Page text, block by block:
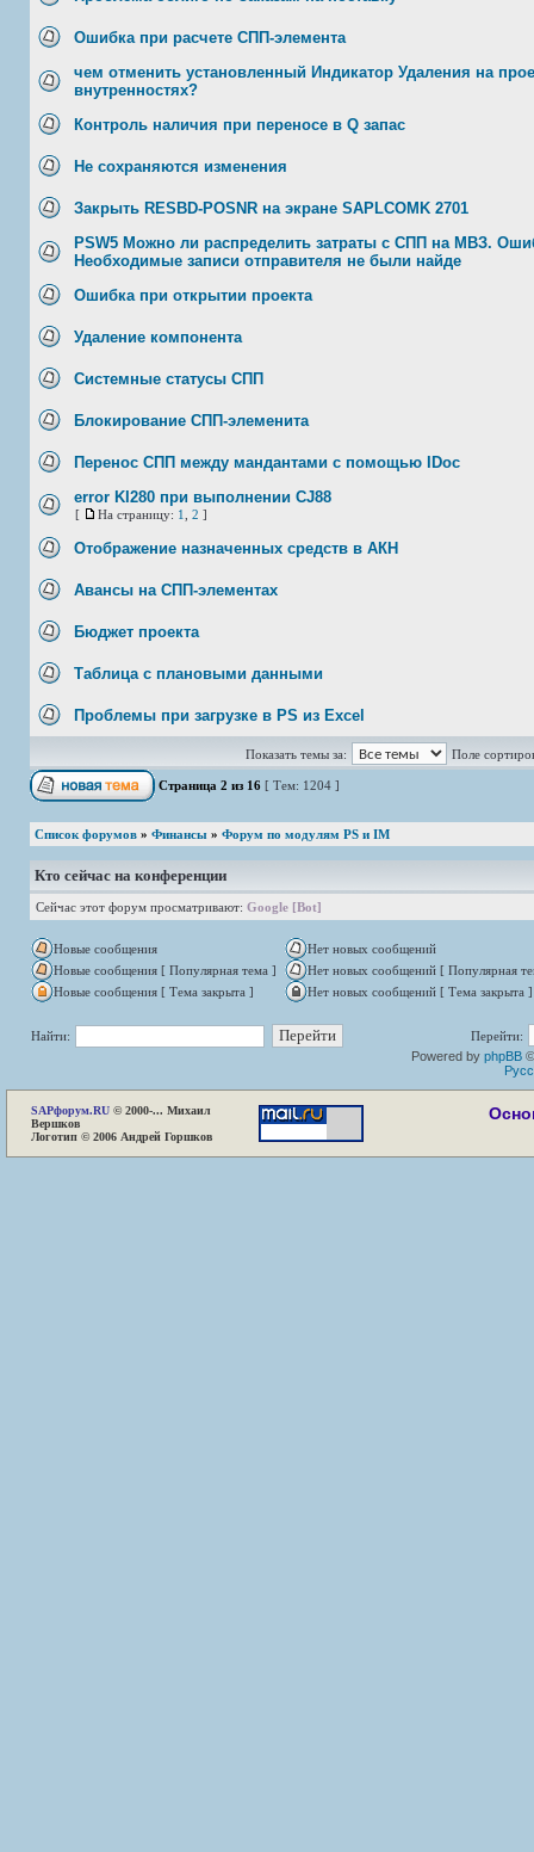
Ошибка при расчете СПП-элемента
чем отменить установленный Индикатор Удаления на
внутренностях?
Контроль наличия при переносе в Q запас
Не сохраняются изменения
Закрыть RESBD-POSNR на экране SAPLCOMK 2701
PSW5 Можно ли распределить затраты с СПП на МВЗ.
Необходимые записи отправителя не были найде
Ошибка при открытии проекта
Удаление компонента
Системные статусы СПП
Блокирование СПП-элеменита
Перенос СПП между мандантами с помощью IDoc
error KI280 при выполнении CJ88
[ На страницу: 1 2 ]
Отображение назначенных средств в АКН
Авансы на СПП-элементах
Бюджет проекта
Таблица с плановыми данными
Проблемы при загрузке в PS из Excel
Показать темы за: Поле
Страница 2 из 16 [ Тем: 1204 ]
Список форумов » Финансы » Форум по модулям PS и IM
Кто сейчас на конференции
Сейчас этот форум просматривают: Google [Bot]
Новые сообщения
Нет новых сообщений
Новые сообщения [ Популярная тема ]
Нет новых сообщений [ Популярная
Новые сообщения [ Тема закрыта ]
Нет новых сообщений [ Тема закрыта ]
Найти:
Перейти:
Powered by phpBB
SAPфорум.RU © 2000-... Михаил
Вершков
Логотип © 2006 Андрей Горшков